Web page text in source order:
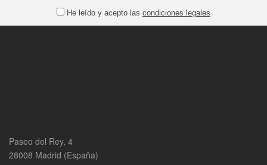
He leído y acepto las condiciones legales
Paseo del Rey, 4
28008 Madrid (España)